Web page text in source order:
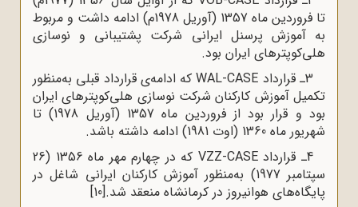
تا فروردین ماه 1357 (آوریل 1978م) ادامه داشت و مربوط
به آموزش پرسنل ایرانى شرکت پشتیبانى و نوسازى
هلى‌کوپترهاى ایران بود.
3ـ قرارداد WAL-CASE که ادامه‌ى قرارداد قبلى به‌منظور
تکمیل آموزش کارکنان شرکت نوسازى هلى‌کوپترهاى ایران
بود و قرار بود از فروردین ماه 1357 (آوریل 1978) تا
شهریور ماه 1360 (اوت 1981) ادامه داشته باشد.
4ـ قرارداد VZZ-CASE که در چهارم مهر ماه 1356 (26
سپتامبر 1977) به‌منظور آموزش کارکنان ایرانى شاغل در
پایگاه‌هاى هوانیروز در کرمانشاه منعقد شد.[10]